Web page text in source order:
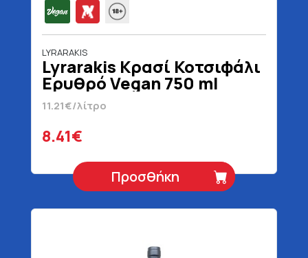
LYRARAKIS
Lyrarakis Κρασί Κοτσιφάλι
Ερυθρό Vegan 750 ml
11.21€/λίτρο
8.41€
Προσθήκη